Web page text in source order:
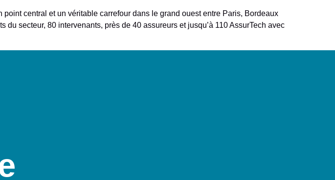
central et un véritable carrefour dans le grand ouest entre Paris, Bordeaux
secteur, 80 intervenants, près de 40 assureurs et jusqu’à 110 AssurTech avec